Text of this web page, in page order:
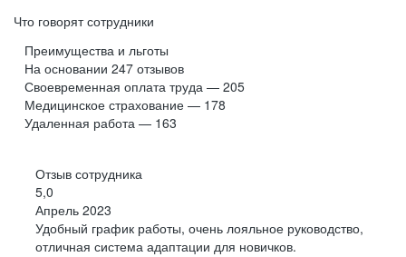
Что говорят сотрудники
Преимущества и льготы
На основании 247 отзывов
Своевременная оплата труда — 205
Медицинское страхование — 178
Удаленная работа — 163
Отзыв сотрудника
5,0
Апрель 2023
Удобный график работы, очень лояльное руководство,
отличная система адаптации для новичков.